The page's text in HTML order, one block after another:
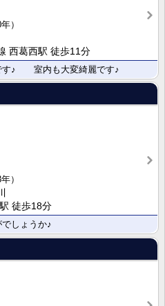
）
西葛西駅 徒歩11分
す♪ 室内も大変綺麗です♪
）
徒歩18分
しょうか♪